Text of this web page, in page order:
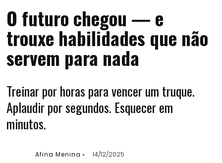
O futuro chegou — e
trouxe habilidades que não
servem para nada
Treinar por horas para vencer um truque.
Aplaudir por segundos. Esquecer em
minutos.
Afina Menina 14/12/2025